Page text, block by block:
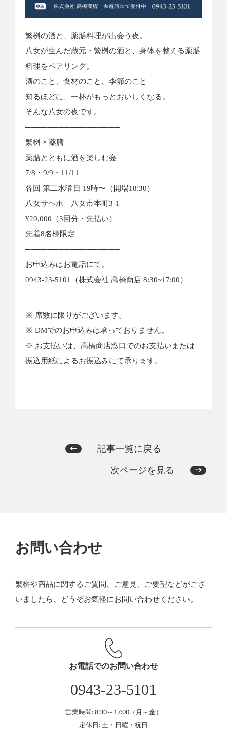
繁桝の酒と、薬膳料理が出会う夜。
八女が生んだ蔵元・繁桝の酒と、身体を整える薬膳
料理をペアリング。
酒のこと、食材のこと、季節のこと——
知るほどに、一杯がもっとおいしくなる。
そんな八女の夜です。
─────────────────
繁桝 × 薬膳
薬膳とともに酒を楽しむ会
7/8・9/9・11/11
各回 第二水曜日 19時〜（開場18:30）
八女サヘホ｜八女市本町3-1
¥20,000（3回分・先払い）
先着8名様限定
─────────────────
お申込みはお電話にて。
0943-23-5101（株式会社 高橋商店 8:30~17:00）
※ 席数に限りがございます。
※ DMでのお申込みは承っておりません。
※ お支払いは、高橋商店窓口でのお支払いまたは
振込用紙によるお振込みにて承ります。
記事一覧に戻る
次ページを見る
お問い合わせ
繁桝や商品に関するご質問、ご意見、ご要望などがござ
いましたら、どうぞお気軽にお問い合わせください。
お電話でのお問い合わせ
0943-23-5101
営業時間: 8:30～17:00（月～金）
定休日: 土・日曜・祝日